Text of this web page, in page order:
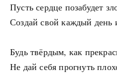
Пусть сердце позабудет
Создай свой каждый день
Будь твёрдым, как
Не дай себя прогнуть